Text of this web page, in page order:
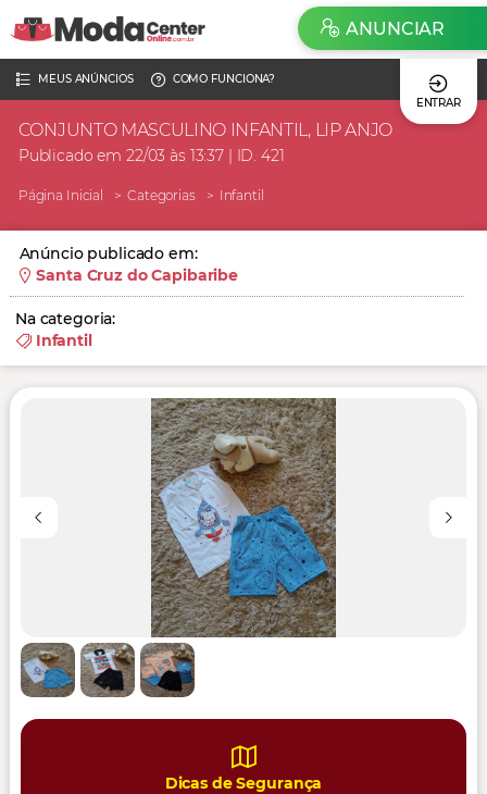
MEUS ANÚNCIOS
COMO FUNCIONA?
ENTRAR
ANUNCIAR
CONJUNTO MASCULINO INFANTIL, LIP ANJO
Publicado em 22/03 às 13:37 | ID. 421
Página Inicial Categorias Infantil
Anúncio publicado em:
Santa Cruz do Capibaribe
Na categoria:
Infantil
Dicas de Segurança